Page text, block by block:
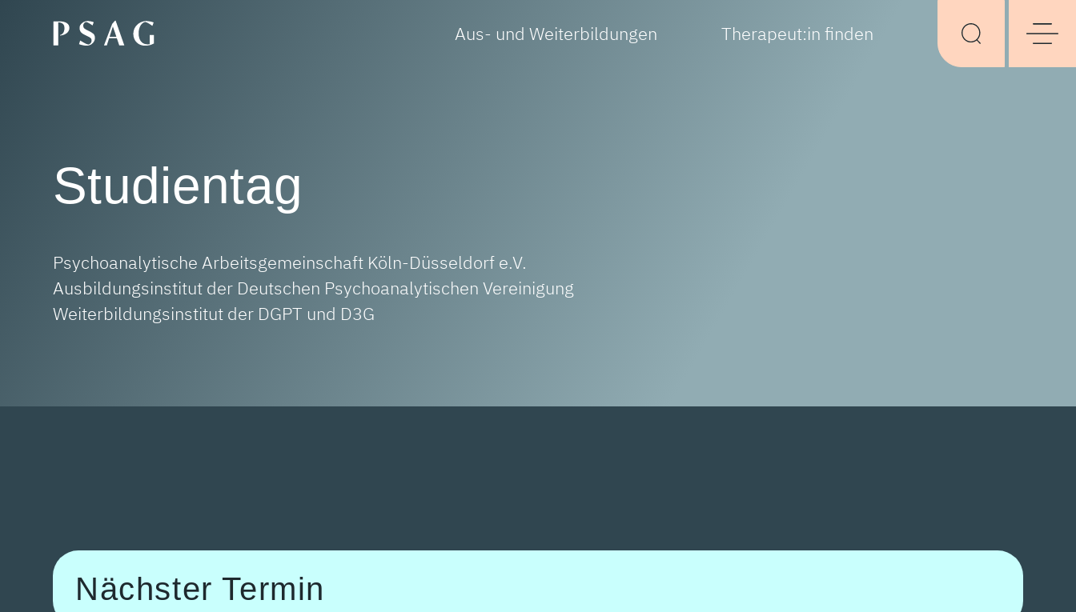
Aus- und Weiterbildungen Therapeut:in finden
Studientag
Psychoanalytische Arbeitsgemeinschaft Köln-Düsseldorf e.V.
Ausbildungsinstitut der Deutschen Psychoanalytischen Vereinigung
Weiterbildungsinstitut der DGPT und D3G
Nächster Termin